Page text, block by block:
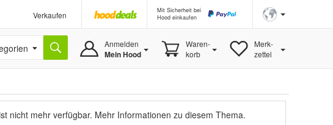
Verkaufen
Mit Sicherheit bei
Hood einkaufen
Anmelden
Mein Hood
Waren-
korb
Merk-
zettel
nicht mehr verfügbar. Mehr Informationen zu diesem Thema.